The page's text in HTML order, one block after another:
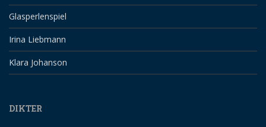
Glasperlenspiel
Irina Liebmann
Klara Johanson
DIKTER